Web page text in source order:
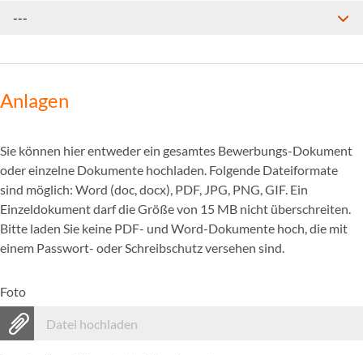
---
Anlagen
Sie können hier entweder ein gesamtes Bewerbungs-Dokument
oder einzelne Dokumente hochladen. Folgende Dateiformate
sind möglich: Word (doc, docx), PDF, JPG, PNG, GIF. Ein
Einzeldokument darf die Größe von 15 MB nicht überschreiten.
Bitte laden Sie keine PDF- und Word-Dokumente hoch, die mit
einem Passwort- oder Schreibschutz versehen sind.
Foto
Datei hochladen